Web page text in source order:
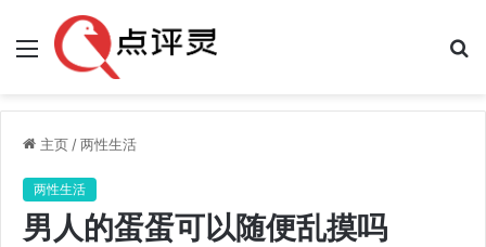
菜
主页 /两性生活
两性生活
男人的蛋蛋可以随便乱摸吗